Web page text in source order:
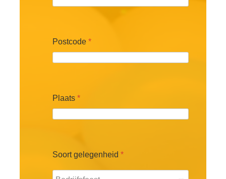
Postcode *
Plaats *
Soort gelegenheid *